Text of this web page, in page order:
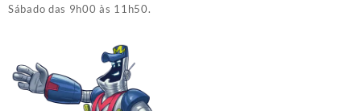
Sábado das 9h00 às 11h50.